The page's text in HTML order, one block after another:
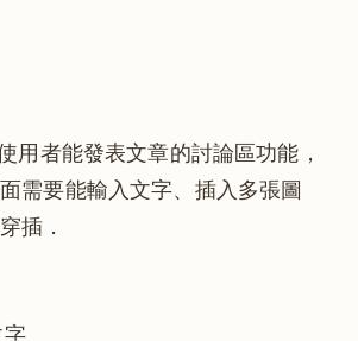
用者能發表文章的討論區功能，
需要能輸入文字、插入多張圖
插．